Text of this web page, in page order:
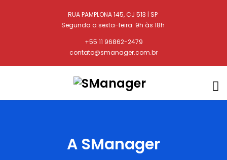
RUA PAMPLONA 145, CJ 513 | SP
Segunda a sexta-feira: 9h às 18h
+55 11 96862-2479
contato@smanager.com.br
A SManager